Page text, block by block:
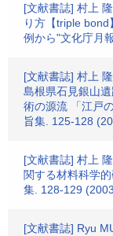
[文献書誌] 村上
り方【triple
例から"文化庁月
[文献書誌] 村上
島根県石見銀山
術の源流 「江戸
旨集. 125-128
[文献書誌] 村上
関する材料科学
集. 128-129
[文献書誌] Ryu